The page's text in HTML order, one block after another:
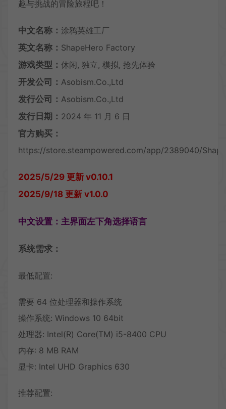
趣与挑战的冒险旅程吧！
中文名称： 涂鸦英雄工厂
英文名称： ShapeHero Factory
游戏类型： 休闲, 独立, 模拟, 抢先体验
开发公司： Asobism.Co.,Ltd
发行公司： Asobism.Co.,Ltd
发行日期： 2024 年 11 月 6 日
官方购买：
https://store.steampowered.com/app/2389040/
2025/5/29 更新 v0.10.1
2025/9/18 更新 v1.0.0
中文设置：主界面左下角选择语言
系统需求：
最低配置:
需要 64 位处理器和操作系统
操作系统: Windows 10 64bit
处理器: Intel(R) Core(TM) i5-8400 CPU
内存: 8 MB RAM
显卡: Intel UHD Graphics 630
推荐配置: